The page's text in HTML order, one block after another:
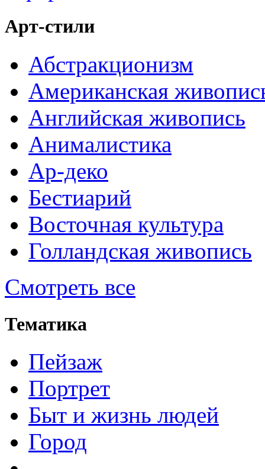
Арт-стили
Абстракционизм
Американская
Английская живопись
Анималистика
Ар-деко
Бестиарий
Восточная культура
Голландская живопись
Смотреть все
Тематика
Пейзаж
Портрет
Быт и жизнь людей
Город